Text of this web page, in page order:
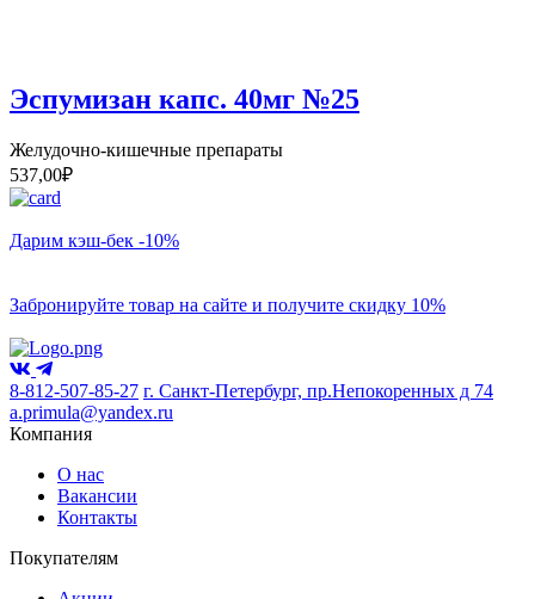
Эспумизан капс. 40мг №25
Желудочно-кишечные препараты
537,00₽
Дарим кэш-бек -10%
Забронируйте товар на сайте и получите скидку 10%
8-812-507-85-27 г. Санкт-Петербург, пр.Непокоренных д 74
a.primula@yandex.ru
Компания
О нас
Вакансии
Контакты
Покупателям